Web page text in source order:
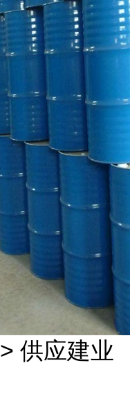
> 供应建业